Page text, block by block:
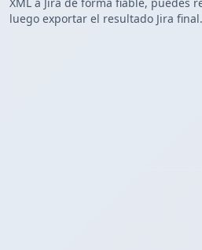
luego exportar el resultado Jira final.